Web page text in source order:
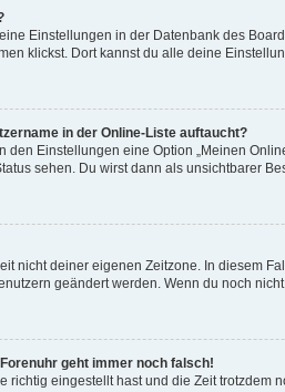
Einstellungen in der Datenbank des
klickst. Dort kannst du alle deine
in der Online-Liste auftaucht?
Einstellungen eine Option „Meinen
sehen. Du wirst dann als unsichtbarer
nicht deiner eigenen Zeitzone. In diesem
geändert werden. Wenn du noch
geht immer noch falsch!
richtig eingestellt hast und die Zeit